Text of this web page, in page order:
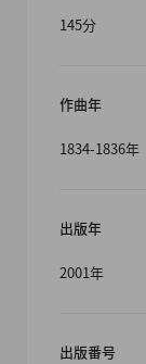
145分
作曲年
1834-1836年
出版年
2001年
出版番号